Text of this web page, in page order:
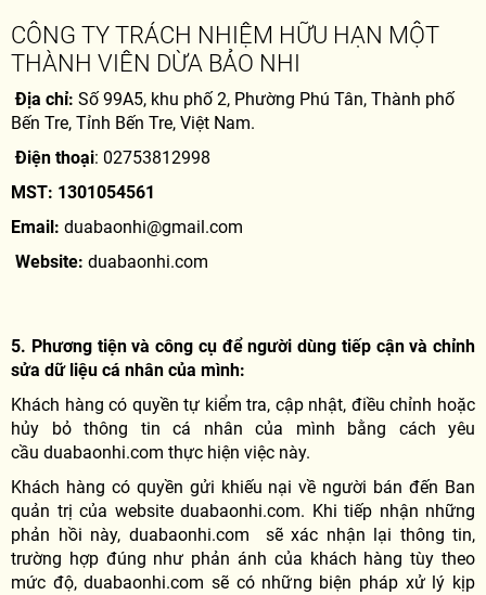
CÔNG TY TRÁCH NHIỆM HỮU HẠN MỘT
THÀNH VIÊN DỪA BẢO NHI
Địa chỉ: Số 99A5, khu phố 2, Phường Phú Tân, Thành phố
Bến Tre, Tỉnh Bến Tre, Việt Nam.
Điện thoại: 02753812998
MST: 1301054561
Email: duabaonhi@gmail.com
Website: duabaonhi.com
5. Phương tiện và công cụ để người dùng tiếp cận và chỉnh
sửa dữ liệu cá nhân của mình:
Khách hàng có quyền tự kiểm tra, cập nhật, điều chỉnh hoặc
hủy bỏ thông tin cá nhân của mình bằng cách yêu
cầu duabaonhi.com thực hiện việc này.
Khách hàng có quyền gửi khiếu nại về người bán đến Ban
quản trị của website duabaonhi.com. Khi tiếp nhận những
phản hồi này, duabaonhi.com sẽ xác nhận lại thông tin,
trường hợp đúng như phản ánh của khách hàng tùy theo
mức độ, duabaonhi.com sẽ có những biện pháp xử lý kịp